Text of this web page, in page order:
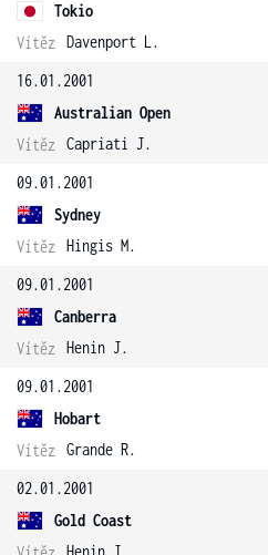
Tokio
Vítěz
Davenport L.
16.01.2001
Australian Open
Vítěz
Capriati J.
09.01.2001
Sydney
Vítěz
Hingis M.
09.01.2001
Canberra
Vítěz
Henin J.
09.01.2001
Hobart
Vítěz
Grande R.
02.01.2001
Gold Coast
Henin J.